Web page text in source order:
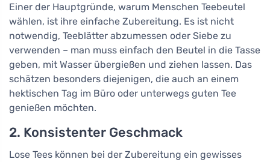
Einer der Hauptgründe, warum Menschen Teebeutel
wählen, ist ihre einfache Zubereitung. Es ist nicht
notwendig, Teeblätter abzumessen oder Siebe zu
verwenden – man muss einfach den Beutel in die Tasse
geben, mit Wasser übergießen und ziehen lassen. Das
schätzen besonders diejenigen, die auch an einem
hektischen Tag im Büro oder unterwegs guten Tee
genießen möchten.
2. Konsistenter Geschmack
Lose Tees können bei der Zubereitung ein gewisses